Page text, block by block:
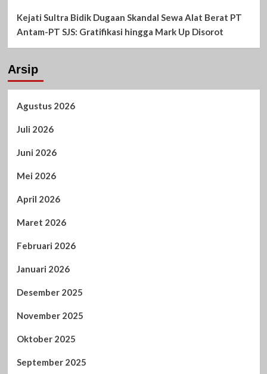
Kejati Sultra Bidik Dugaan Skandal Sewa Alat Berat PT
Antam-PT SJS: Gratifikasi hingga Mark Up Disorot
Arsip
Agustus 2026
Juli 2026
Juni 2026
Mei 2026
April 2026
Maret 2026
Februari 2026
Januari 2026
Desember 2025
November 2025
Oktober 2025
September 2025